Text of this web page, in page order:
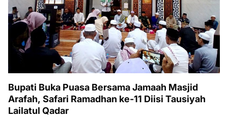
Bupati Buka Puasa Bersama Jamaah Masjid
Arafah, Safari Ramadhan ke-11 Diisi Tausiyah
Lailatul Qadar